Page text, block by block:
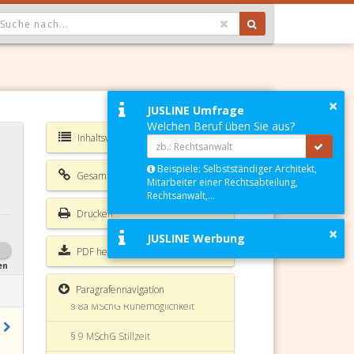
GEWÄHLTER WERT IST ALLE
Inhaltsverzeichnis MSchG
Gesamte Rechtsvorschrift
Drucken
PDF herunterladen
Paragrafennavigation
COVID-19
§ 4a MSchG Beschäftigungsverbote
für stillende Mütter
§ 5 MSchG Beschäftigungsverbote
nach der Entbindung
§ 6 MSchG Verbot der Nachtarbeit
§ 7 MSchG Verbot der Sonn- und
Feiertagsarbeit
§ 8 MSchG Verbot der Leistung von
Überstunden
§ 8a MSchG Ruhemöglichkeit
§ 9 MSchG Stillzeit
×
JUSLINE Umfrage
Welchen Beruf üben Sie aus?
Beispiele: Selbstständiger Architekt,
Mitarbeiter einer Rechtsabteilung,
Rechtsanwalt,...
×
JUSLINE Werbung